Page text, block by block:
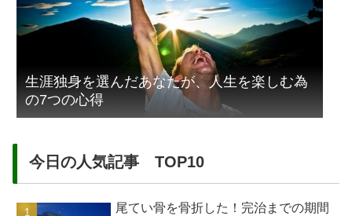
生涯独身を選んだあなたが、人生を楽しむ為
の7つの心得
今日の人気記事 TOP10
尾てい骨を骨折した！完治までの期間